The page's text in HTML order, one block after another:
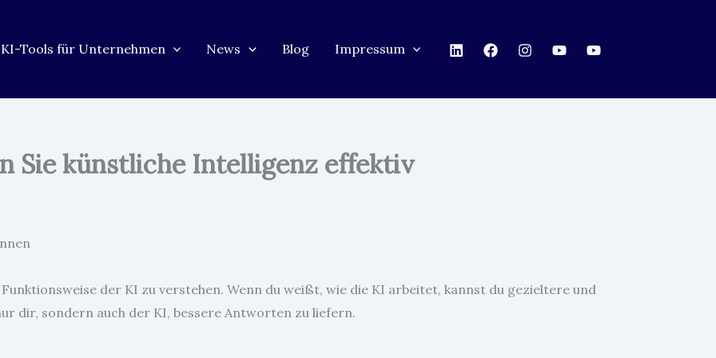
KI-Tools für Unternehmen News Blog Impressum
Sie künstliche Intelligenz effektiv
der KI zu verstehen. Wenn du weißt, wie die KI arbeitet, kannst du gezieltere und
dir, sondern auch der KI, bessere Antworten zu liefern.